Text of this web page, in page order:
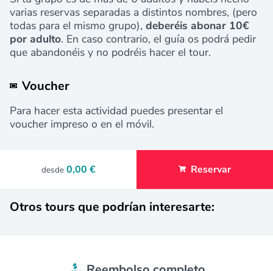
varias reservas separadas a distintos nombres, (pero
todas para el mismo grupo), deberéis abonar 10€
por adulto. En caso contrario, el guía os podrá pedir
que abandonéis y no podréis hacer el tour.
Voucher
Para hacer esta actividad puedes presentar el
voucher impreso o en el móvil.
desde 0,00 € Reservar
Otros tours que podrían interesarte: